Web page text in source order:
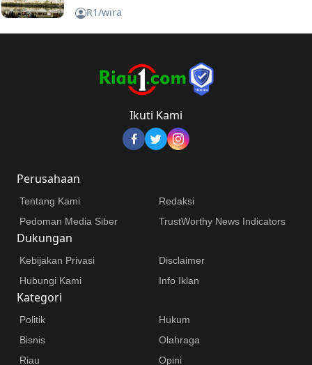
R1/wira
Ikuti Kami
Perusahaan
Tentang Kami
Redaksi
Pedoman Media Siber
TrustWorthy News Indicators
Dukungan
Kebijakan Privasi
Disclaimer
Hubungi Kami
Info Iklan
Kategori
Politik
Hukum
Bisnis
Olahraga
Riau
Opini